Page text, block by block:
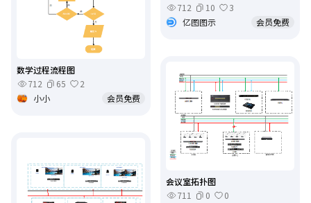
712
10
3
亿图图示
会员免费
数学过程流程图
712
65
2
小小
会员免费
会议室拓扑图
711
0
0